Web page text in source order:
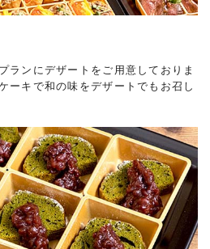
ランにデザートをご用意しておりま
ーキで和の味をデザートでもお召し